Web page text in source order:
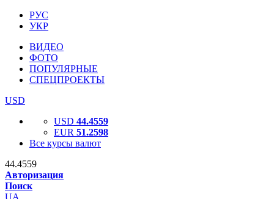
РУС
УКР
ВИДЕО
ФОТО
ПОПУЛЯРНЫЕ
СПЕЦПРОЕКТЫ
USD
USD 44.4559
EUR 51.2598
Все курсы валют
44.4559
Авторизация
Поиск
UA